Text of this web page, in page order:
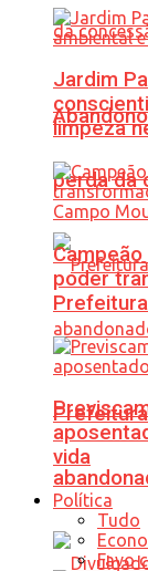
perda da
Jardim
limpeza
poder
vida
Política
Tudo
Favo